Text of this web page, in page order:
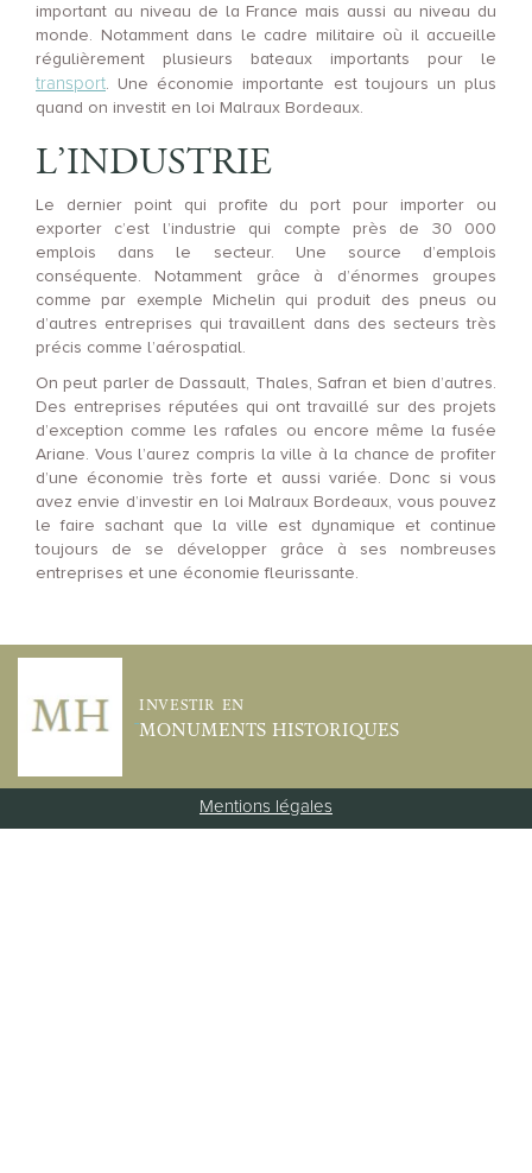
important au niveau de la France mais aussi au niveau du
monde. Notamment dans le cadre militaire où il accueille
régulièrement plusieurs bateaux importants pour le
transport. Une économie importante est toujours un plus
quand on investit en loi Malraux Bordeaux.
L’INDUSTRIE
Le dernier point qui profite du port pour importer ou
exporter c’est l’industrie qui compte près de 30 000
emplois dans le secteur. Une source d’emplois
conséquente. Notamment grâce à d’énormes groupes
comme par exemple Michelin qui produit des pneus ou
d’autres entreprises qui travaillent dans des secteurs très
précis comme l’aérospatial.
On peut parler de Dassault, Thales, Safran et bien d’autres.
Des entreprises réputées qui ont travaillé sur des projets
d’exception comme les rafales ou encore même la fusée
Ariane. Vous l’aurez compris la ville à la chance de profiter
d’une économie très forte et aussi variée. Donc si vous
avez envie d’investir en loi Malraux Bordeaux, vous pouvez
le faire sachant que la ville est dynamique et continue
toujours de se développer grâce à ses nombreuses
entreprises et une économie fleurissante.
INVESTIR EN
MONUMENTS HISTORIQUES
Mentions légales